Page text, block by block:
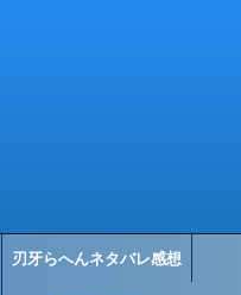
刃牙らへんネタバレ感想